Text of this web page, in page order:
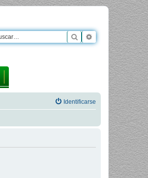
Buscar Búsqueda
Identificarse